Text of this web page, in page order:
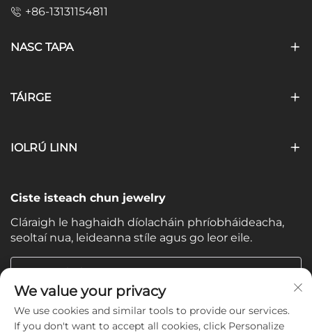
+86-13131154811
NASC TAPA
TÁIRGE
IOLRÚ LINN
Ciste isteach chun jewelry
Cláraigh le haghaidh díolacháin phríobháideacha,
seoltaí nua, leideanna stíle agus go leor eile.
Do Ríomhphost
Subscribe
We value your privacy
We use cookies and similar tools to provide our services.
If you don't want to accept all cookies, click Personalize